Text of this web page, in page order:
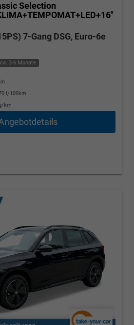
Selection
7-Gang DSG, Euro-6e
3-6 Monate
l/100km
km